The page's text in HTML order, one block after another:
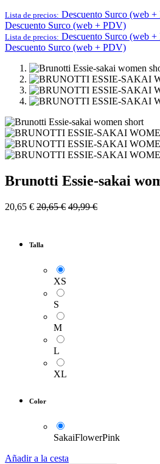
Lista de precios: Descuento Surco (web
Descuento Surco (web + PDV)
Lista de precios: Descuento Surco (web
Descuento Surco (web + PDV)
Brunotti Essie-sakai
20,65 € 20,65€ 49,99€
Talla
XS
S
M
L
XL
Color
SakaiFlowerPink
Añadir a la cesta